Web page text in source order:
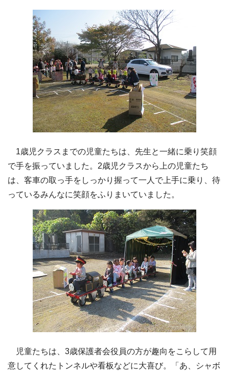
1歳児クラスまでの児童たちは、先生と一緒に乗り笑顔
で手を振っていました。2歳児クラスから上の児童たち
は、客車の取っ手をしっかり握って一人で上手に乗り、待
っているみんなに笑顔をふりまいていました。
児童たちは、3歳保護者会役員の方が趣向をこらして用
意してくれたトンネルや看板などに大喜び。「あ、シャボ